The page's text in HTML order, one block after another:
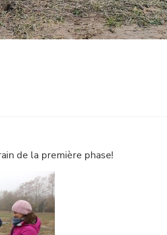
de la première phase!